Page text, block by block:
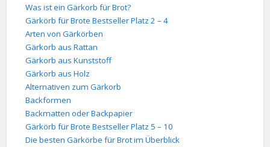
Was ist ein Gärkorb für Brot?
Gärkörb für Brote Bestseller Platz 2 – 4
Arten von Gärkörben
Gärkorb aus Rattan
Gärkorb aus Kunststoff
Gärkorb aus Holz
Alternativen zum Gärkorb
Backformen
Backmatten oder Backpapier
Gärkörb für Brote Bestseller Platz 5 – 10
Die besten Gärkörbe für Brot im Überblick